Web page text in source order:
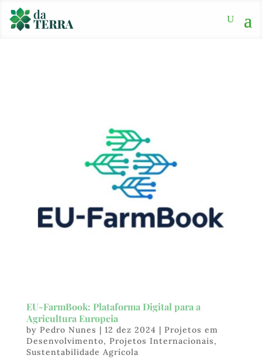
EU-FarmBook: Plataforma Digital para a
Agricultura Europeia
by Pedro Nunes | 12 dez 2024 | Projetos em
Desenvolvimento, Projetos Internacionais,
Sustentabilidade Agrícola